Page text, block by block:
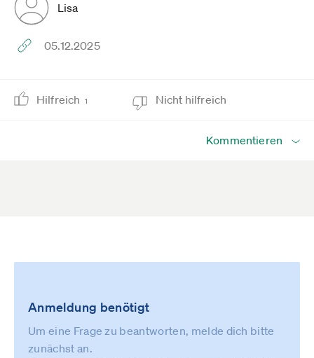
Lisa
05.12.2025
Hilfreich 1 Nicht hilfreich
Kommentieren
Anmeldung benötigt
Um eine Frage zu beantworten, melde dich bitte
zunächst an.